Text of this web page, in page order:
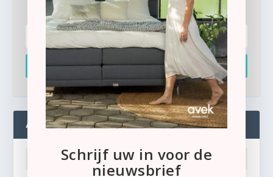
Inschrijven
ADMIN
Schrijf uw in voor de
nieuwsbrief